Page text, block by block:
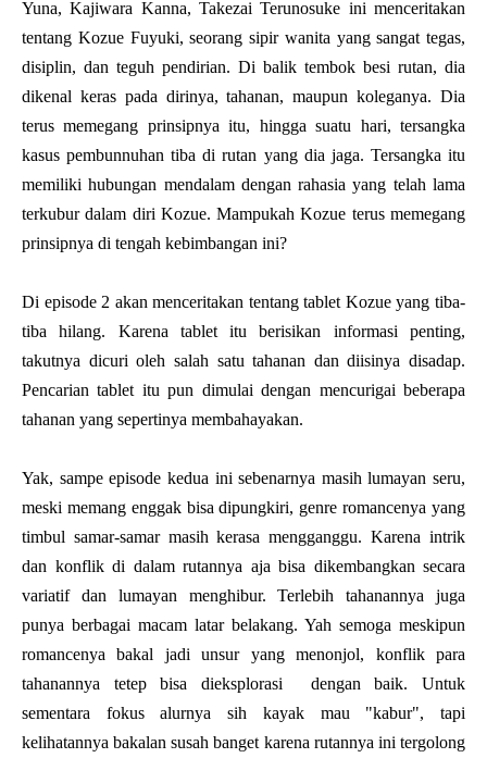
Yuna, Kajiwara Kanna, Takezai Terunosuke ini menceritakan
tentang Kozue Fuyuki, seorang sipir wanita yang sangat tegas,
disiplin, dan teguh pendirian. Di balik tembok besi rutan, dia
dikenal keras pada dirinya, tahanan, maupun koleganya. Dia
terus memegang prinsipnya itu, hingga suatu hari, tersangka
kasus pembunnuhan tiba di rutan yang dia jaga. Tersangka itu
memiliki hubungan mendalam dengan rahasia yang telah lama
terkubur dalam diri Kozue. Mampukah Kozue terus memegang
prinsipnya di tengah kebimbangan ini?
Di episode 2 akan menceritakan tentang tablet Kozue yang tiba-
tiba hilang. Karena tablet itu berisikan informasi penting,
takutnya dicuri oleh salah satu tahanan dan diisinya disadap.
Pencarian tablet itu pun dimulai dengan mencurigai beberapa
tahanan yang sepertinya membahayakan.
Yak, sampe episode kedua ini sebenarnya masih lumayan seru,
meski memang enggak bisa dipungkiri, genre romancenya yang
timbul samar-samar masih kerasa mengganggu. Karena intrik
dan konflik di dalam rutannya aja bisa dikembangkan secara
variatif dan lumayan menghibur. Terlebih tahanannya juga
punya berbagai macam latar belakang. Yah semoga meskipun
romancenya bakal jadi unsur yang menonjol, konflik para
tahanannya tetep bisa dieksplorasi dengan baik. Untuk
sementara fokus alurnya sih kayak mau "kabur", tapi
kelihatannya bakalan susah banget karena rutannya ini tergolong